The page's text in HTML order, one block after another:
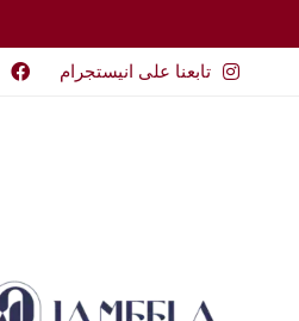
تابعنا على انيستجرام